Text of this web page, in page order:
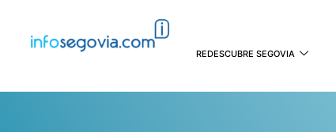
REDESCUBRE SEGOVIA